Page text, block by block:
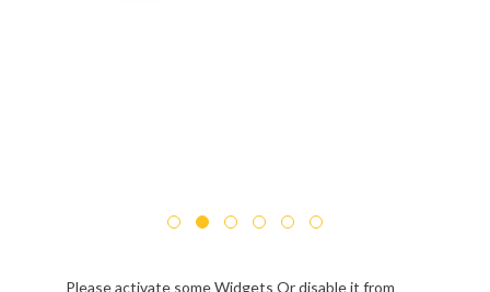
Please activate some Widgets Or disable it from